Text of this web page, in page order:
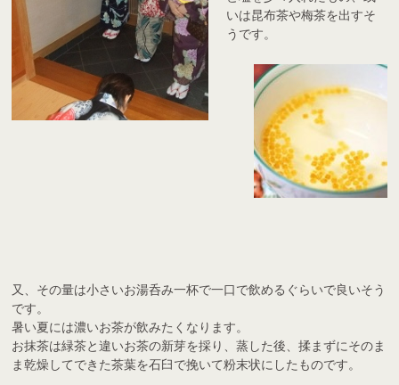
いは昆布茶や梅茶を出すそ
うです。
又、その量は小さいお湯呑み一杯で一口で飲めるぐらいで良いそう
です。
暑い夏には濃いお茶が飲みたくなります。
お抹茶は緑茶と違いお茶の新芽を採り、蒸した後、揉まずにそのま
ま乾燥してできた茶葉を石臼で挽いて粉末状にしたものです。